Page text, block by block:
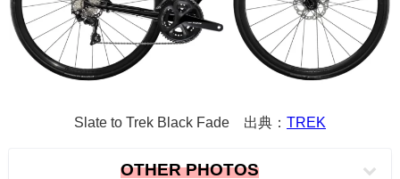
Slate to Trek Black Fade 出典： TREK
OTHER PHOTOS